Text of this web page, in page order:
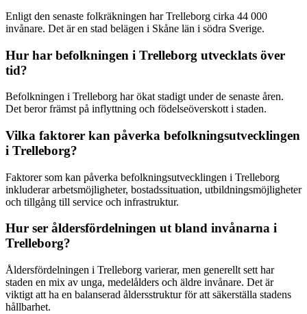
Enligt den senaste folkräkningen har Trelleborg cirka 44 000
invånare. Det är en stad belägen i Skåne län i södra Sverige.
Hur har befolkningen i Trelleborg utvecklats över
tid?
Befolkningen i Trelleborg har ökat stadigt under de senaste åren.
Det beror främst på inflyttning och födelseöverskott i staden.
Vilka faktorer kan påverka befolkningsutvecklingen
i Trelleborg?
Faktorer som kan påverka befolkningsutvecklingen i Trelleborg
inkluderar arbetsmöjligheter, bostadssituation, utbildningsmöjligheter
och tillgång till service och infrastruktur.
Hur ser åldersfördelningen ut bland invånarna i
Trelleborg?
Åldersfördelningen i Trelleborg varierar, men generellt sett har
staden en mix av unga, medelålders och äldre invånare. Det är
viktigt att ha en balanserad åldersstruktur för att säkerställa stadens
hållbarhet.